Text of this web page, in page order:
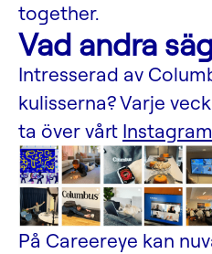
together.
Vad andra
Intresserad av
kulisserna? Varje
ta över vårt
På Careereye kan